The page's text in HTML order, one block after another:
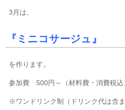
3月は、
『ミニコサージュ』
を作ります。
参加費 500円～（材料費・消費税込
※ワンドリンク制（ドリンク代は含ま